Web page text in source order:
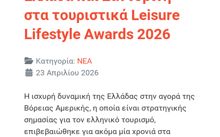
στα τουριστικά Leisure
Lifestyle Awards 2026
Λεπτομέρειες
Κατηγορία: ΝΕΑ
23 Απριλίου 2026
H ισχυρή δυναμική της Ελλάδας στην αγορά της
Βόρειας Αμερικής, η οποία είναι στρατηγικής
σημασίας για τον ελληνικό τουρισμό,
επιβεβαιώθηκε για ακόμα μία χρονιά στα